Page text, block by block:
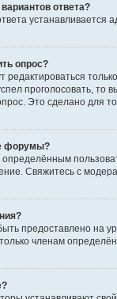
ответа?
опрос?
редактироваться
проголосовать,
Это сделано для
форумы?
Свяжитесь с
предоставлено на
членам